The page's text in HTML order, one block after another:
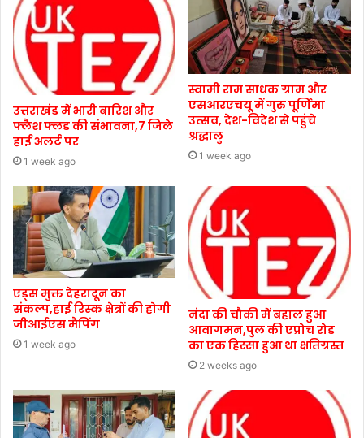
उत्तराखंड में भारी बारिश और
फ्लैश फ्लड की संभावना,7 जिले
हाई अलर्ट पर
1 week ago
स्वामी राम साधक ग्राम और
एसआरएचयू में गुरु पूर्णिमा
उत्सव, देश-विदेश से पहुंचे
श्रद्धालु
1 week ago
एड्स मुक्त देहरादून का
संकल्प,हाई रिस्क क्षेत्रों की होगी
जीआईएस मैपिंग
1 week ago
नंदा की चौकी में बहाल हुआ
आवागमन,पुल की एप्रोच रोड
का एक हिस्सा हुआ था क्षतिग्रस्त
2 weeks ago